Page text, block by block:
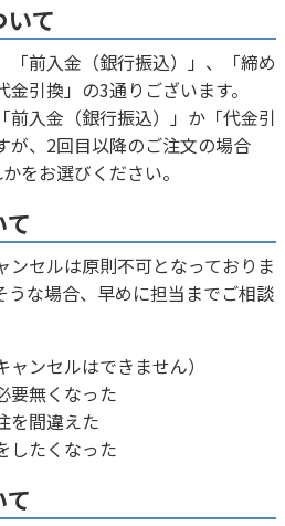
て
「前入金（銀行振込）」、「締め
引換」の3通りございます。
前入金（銀行振込）」か「代金引
が、2回目以降のご注文の場合
をお選びください。
ンセルは原則不可となっておりま
うな場合、早めに担当までご相談
ンセルはできません）
要無くなった
を間違えた
したくなった